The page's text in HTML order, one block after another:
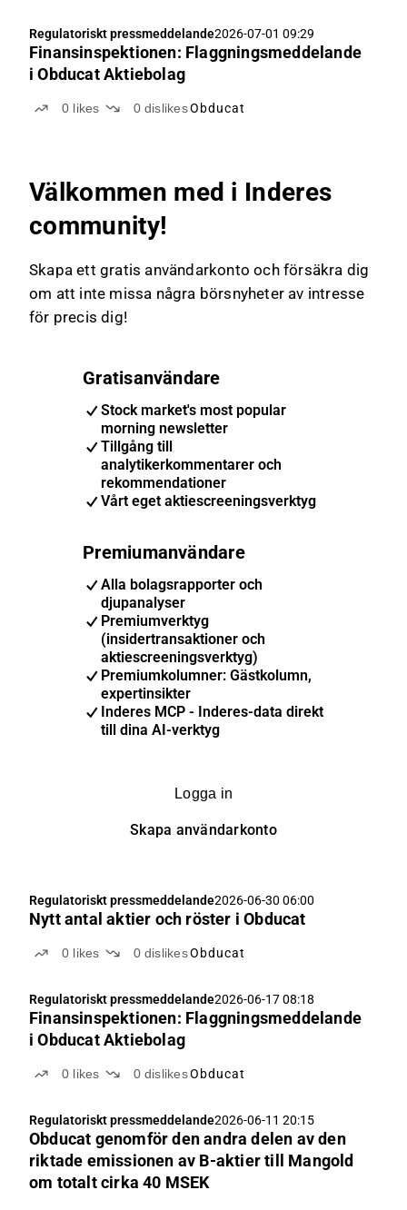
Regulatoriskt pressmeddelande2026-07-01 09:29
Finansinspektionen: Flaggningsmeddelande
i Obducat Aktiebolag
0 likes 0 dislikesObducat
Välkommen med i Inderes
community!
Skapa ett gratis användarkonto och försäkra dig
om att inte missa några börsnyheter av intresse
för precis dig!
Gratisanvändare
Stock market's most popular
morning newsletter
Tillgång till
analytikerkommentarer och
rekommendationer
Vårt eget aktiescreeningsverktyg
Premiumanvändare
Alla bolagsrapporter och
djupanalyser
Premiumverktyg
(insidertransaktioner och
aktiescreeningsverktyg)
Premiumkolumner: Gästkolumn,
expertinsikter
Inderes MCP - Inderes-data direkt
till dina AI-verktyg
Logga in
Skapa användarkonto
Regulatoriskt pressmeddelande2026-06-30 06:00
Nytt antal aktier och röster i Obducat
0 likes 0 dislikesObducat
Regulatoriskt pressmeddelande2026-06-17 08:18
Finansinspektionen: Flaggningsmeddelande
i Obducat Aktiebolag
0 likes 0 dislikesObducat
Regulatoriskt pressmeddelande2026-06-11 20:15
Obducat genomför den andra delen av den
riktade emissionen av B-aktier till Mangold
om totalt cirka 40 MSEK